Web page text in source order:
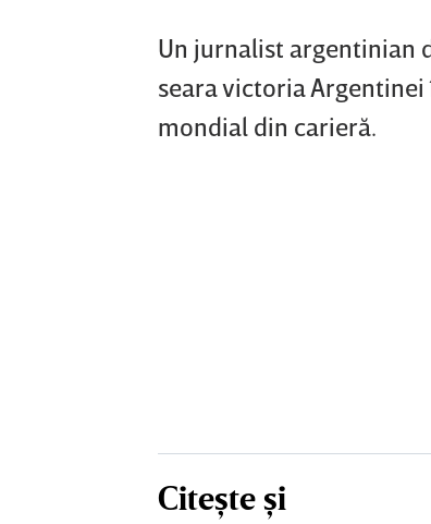
Un jurnalist argentinian
seara victoria
mondial din carieră.
Citește și